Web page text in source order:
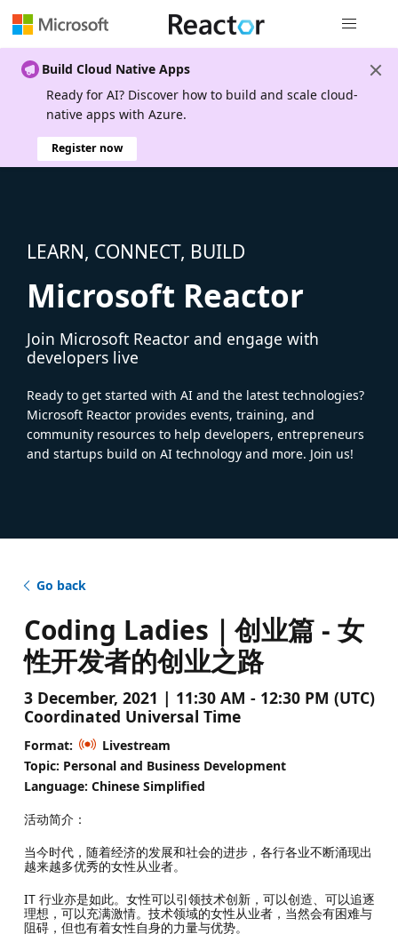
Build Cloud Native Apps
Ready for AI? Discover how to build and scale cloud-
native apps with Azure.
Register now
LEARN, CONNECT, BUILD
Microsoft Reactor
Join Microsoft Reactor and engage with
developers live
Ready to get started with AI and the latest technologies?
Microsoft Reactor provides events, training, and
community resources to help developers, entrepreneurs
and startups build on AI technology and more. Join us!
Go back
Coding Ladies｜创业篇 - 女
性开发者的创业之路
3 December, 2021 | 11:30 AM - 12:30 PM (UTC)
Coordinated Universal Time
Format:
Livestream
Topic: Personal and Business Development
Language: Chinese Simplified
活动简介：
当今时代，随着经济的发展和社会的进步，各行各业不断涌现出
越来越多优秀的女性从业者。
IT 行业亦是如此。女性可以引领技术创新，可以创造、可以追逐
理想，可以充满激情。技术领域的女性从业者，当然会有困难与
阻碍，但也有着女性自身的力量与优势。